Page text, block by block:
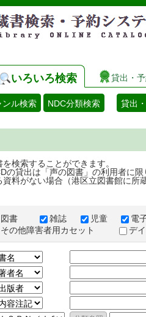
いろいろ検索 貸出・
ンル検索 NDC分類検索 貸出
検索することができます。
の貸出は「声の図書」の利用者に限
料がない場合（港区立図書館に所
図書 雑誌 児童
電
その他障害者用カセット
デ